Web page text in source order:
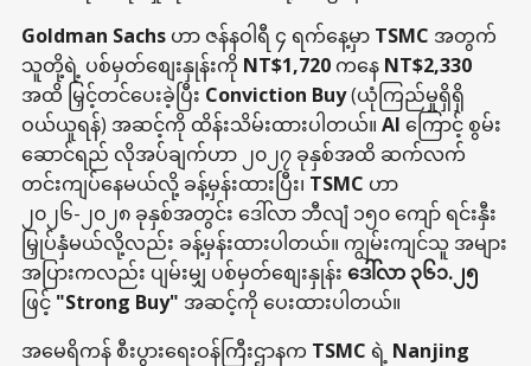
Goldman Sachs ဟာ ဇန်နဝါရီ ၄ ရက်နေ့မှာ TSMC အတွက်
သူတို့ရဲ့ ပစ်မှတ်စျေးနှုန်းကို NT$1,720 ကနေ NT$2,330
အထိ မြှင့်တင်ပေးခဲ့ပြီး Conviction Buy(ယုံကြည်မှုရှိရှိ
ဝယ်ယူရန်) အဆင့်ကို ထိန်းသိမ်းထားပါတယ်။ AI ကြောင့် စွမ်း
ဆောင်ရည် လိုအပ်ချက်ဟာ ၂၀၂၇ ခုနှစ်အထိ ဆက်လက်
တင်းကျပ်နေမယ်လို့ ခန့်မှန်းထားပြီး၊ TSMC ဟာ
၂၀၂၆-၂၀၂၈ ခုနှစ်အတွင်း ဒေါ်လာ ဘီလျံ ၁၅၀ ကျော် ရင်းနှီး
မြှုပ်နှံမယ်လို့လည်း ခန့်မှန်းထားပါတယ်။ ကျွမ်းကျင်သူ အများ
အပြားကလည်း ပျမ်းမျှ ပစ်မှတ်စျေးနှုန်း ဒေါ်လာ ၃၆၁.၂၅
ဖြင့် "Strong Buy" အဆင့်ကို ပေးထားပါတယ်။
အမေရိကန် စီးပွားရေးဝန်ကြီးဌာနက TSMC ရဲ့ Nanjing